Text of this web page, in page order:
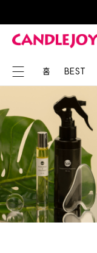
홈 BEST